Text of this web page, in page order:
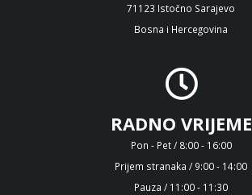
71123 Istočno Sarajevo
Bosna i Hercegovina
RADNO VRIJEME
Pon - Pet / 8:00 - 16:00
Prijem stranaka / 9:00 - 14:00
Pauza / 11:00 - 11:30